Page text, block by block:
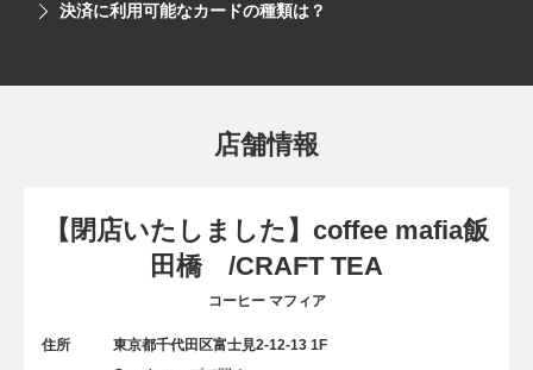
決済に利用可能なカードの種類は？
店舗情報
【閉店いたしました】coffee mafia飯
田橋 /CRAFT TEA
コーヒー マフィア
住所
東京都千代田区富士見2-12-13 1F